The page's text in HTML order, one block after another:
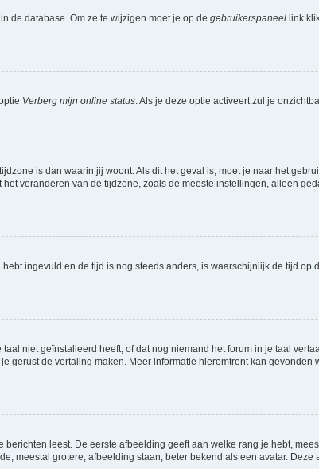
de database. Om ze te wijzigen moet je op de gebruikerspaneel link
Verberg mijn online status . Als je deze optie activeert zul je
is dan waarin jij woont. Als dit het geval is, moet je naar het
het veranderen van de tijdzone, zoals de meeste instellingen, alleen
ingevuld en de tijd is nog steeds anders, is waarschijnlijk de tijd
niet geïnstalleerd heeft, of dat nog niemand het forum in je taal
gerust de vertaling maken. Meer informatie hieromtrent kan
leest. De eerste afbeelding geeft aan welke rang je hebt,
meestal grotere, afbeelding staan, beter bekend als een avatar.